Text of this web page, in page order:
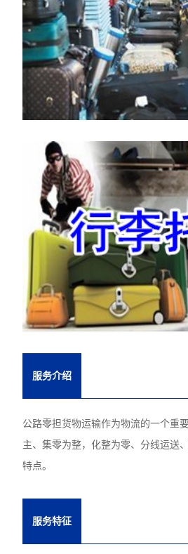
服务介绍
公路零担货物运输作为物流的一个重
主、集零为整，化整为零、分线运送
特点。
服务特征